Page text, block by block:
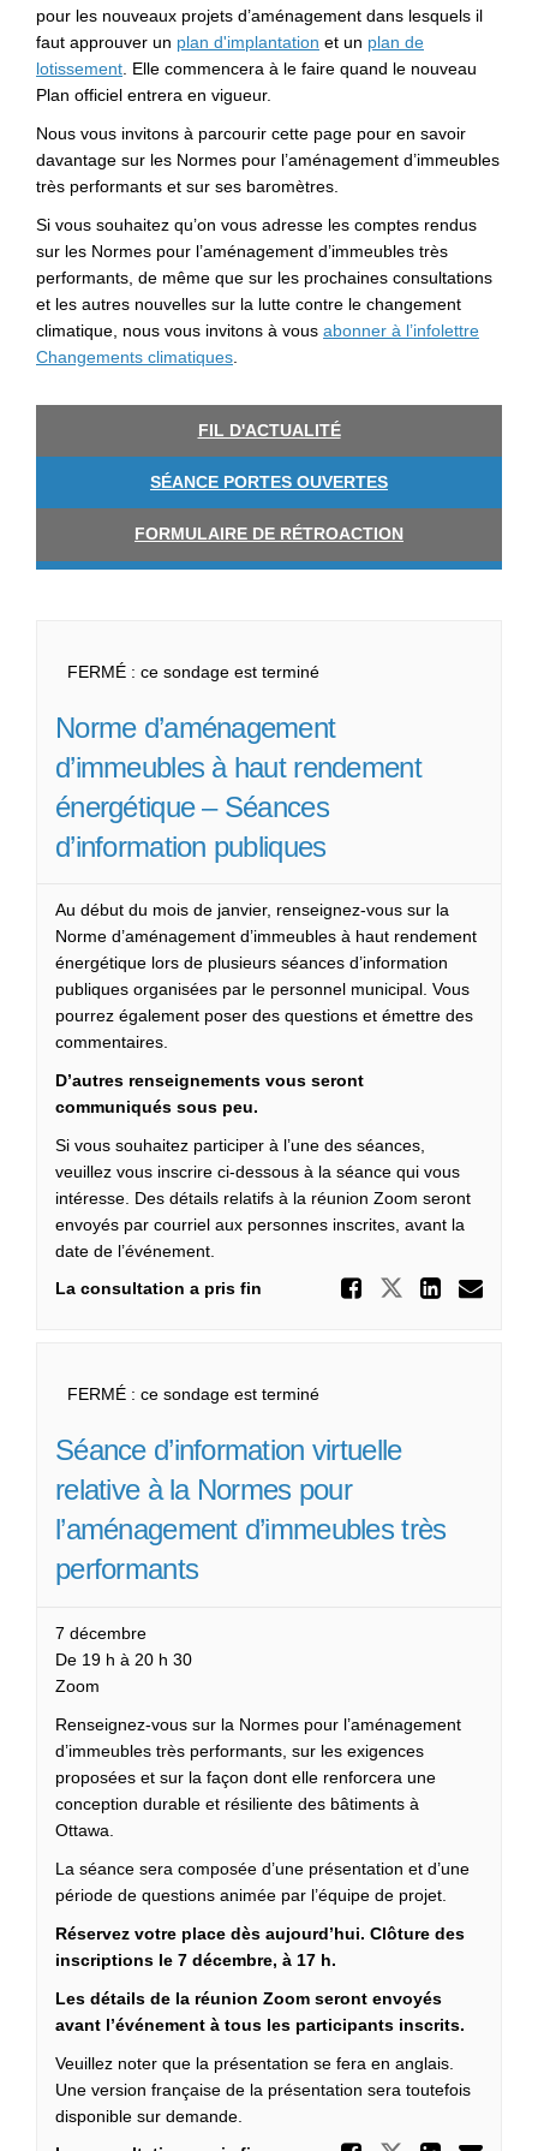
pour les nouveaux projets d’aménagement dans lesquels il
faut approuver un plan d'implantation (Liens externes)
et un plan de
lotissement(Liens externes)
. Elle commencera à le faire quand le nouveau
Plan officiel entrera en vigueur.
Nous vous invitons à parcourir cette page pour en savoir
davantage sur les Normes pour l’aménagement d’immeubles
très performants et sur ses baromètres.
Si vous souhaitez qu’on vous adresse les comptes rendus
sur les Normes pour l’aménagement d’immeubles très
performants, de même que sur les prochaines consultations
et les autres nouvelles sur la lutte contre le changement
climatique, nous vous invitons à vous abonner à l’infolettre
Changements climatiques(Liens externes)
FIL D'ACTUALITÉ
SÉANCE PORTES OUVERTES
FORMULAIRE DE RÉTROACTION
FERMÉ : ce sondage est terminé
Norme d’aménagement
d’immeubles à haut rendement
énergétique – Séances
d’information publiques
Au début du mois de janvier, renseignez-vous sur la
Norme d’aménagement d’immeubles à haut rendement
énergétique lors de plusieurs séances d’information
publiques organisées par le personnel municipal. Vous
pourrez également poser des questions et émettre des
commentaires.
D’autres renseignements vous seront
communiqués sous peu.
Si vous souhaitez participer à l’une des séances,
veuillez vous inscrire ci-dessous à la séance qui vous
intéresse. Des détails relatifs à la réunion Zoom seront
envoyés par courriel aux personnes inscrites, avant la
date de l’événement.
La consultation a pris fin
Partager
FERMÉ : ce sondage est terminé
Séance d’information virtuelle
relative à la Normes pour
l’aménagement d’immeubles très
performants
7 décembre
De 19 h à 20 h 30
Zoom
Renseignez-vous sur la Normes pour l’aménagement
d’immeubles très performants, sur les exigences
proposées et sur la façon dont elle renforcera une
conception durable et résiliente des bâtiments à
Ottawa.
La séance sera composée d’une présentation et d’une
période de questions animée par l’équipe de projet.
Réservez votre place dès aujourd’hui. Clôture des
inscriptions le 7 décembre, à 17 h.
Les détails de la réunion Zoom seront envoyés
avant l’événement à tous les participants inscrits.
Veuillez noter que la présentation se fera en anglais.
Une version française de la présentation sera toutefois
disponible sur demande.